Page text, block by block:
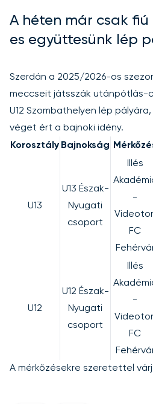
A héten már csak fiú
es együttesünk lép
Szerdán a 2025/2026-os
meccseit játsszák utánpótlás-
U12 Szombathelyen lép
véget ért a bajnoki idény.
Korosztály Bajnokság
U13
U13 Észak-
Nyugati
csoport
Illés
-
FC
U12
U12 Észak-
Nyugati
csoport
Illés
-
FC
A mérkőzésekre szeretettel